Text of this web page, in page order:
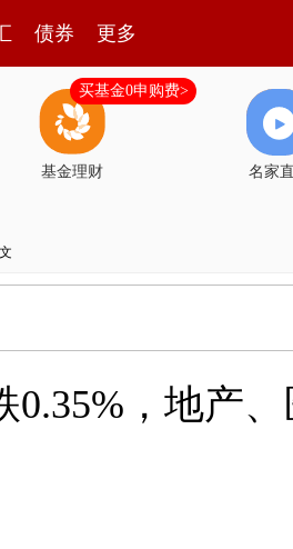
债券 更多
基金理财
买基金0申购费>
名家
，地产